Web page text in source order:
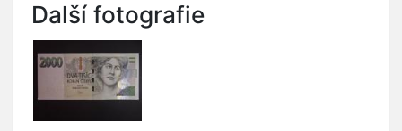
Další fotografie